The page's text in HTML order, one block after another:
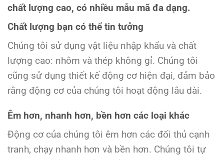
chất lượng cao, có nhiều mẫu mã đa dạng.
Chất lượng bạn có thể tin tưởng
Chúng tôi sử dụng vật liệu nhập khẩu và chất
lượng cao: nhôm và thép không gỉ. Chúng tôi
cũng sử dụng thiết kế động cơ hiện đại, đảm bảo
rằng động cơ của chúng tôi hoạt động lâu dài.
Êm hơn, nhanh hơn, bền hơn các loại khác
Động cơ của chúng tôi êm hơn các đối thủ cạnh
tranh, chạy nhanh hơn và bền hơn. Chúng tôi tự